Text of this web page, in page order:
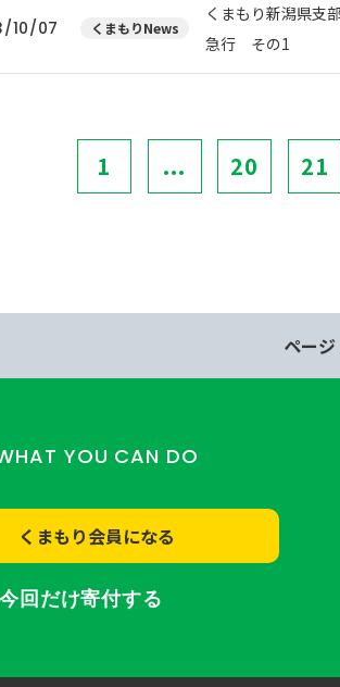
10/07 くまもりNews
くまもり新潟県支
急行 その1
1 ... 20 21
ペー
YOU CAN DO
くまもり会員になる
今回だけ寄付する